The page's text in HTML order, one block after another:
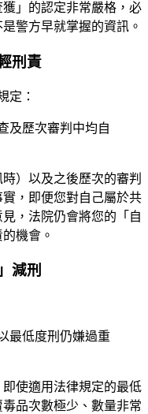
」的認定非常嚴格，必
警方早就掌握的資訊。
刑責
定：
及歷次審判中均自
）以及之後歷次的審判
，即便您對自己屬於共
，法院仍會將您的「自
機會。
減刑
最低度刑仍嫌過重
使適用法律規定的最低
品次數極少、數量非常